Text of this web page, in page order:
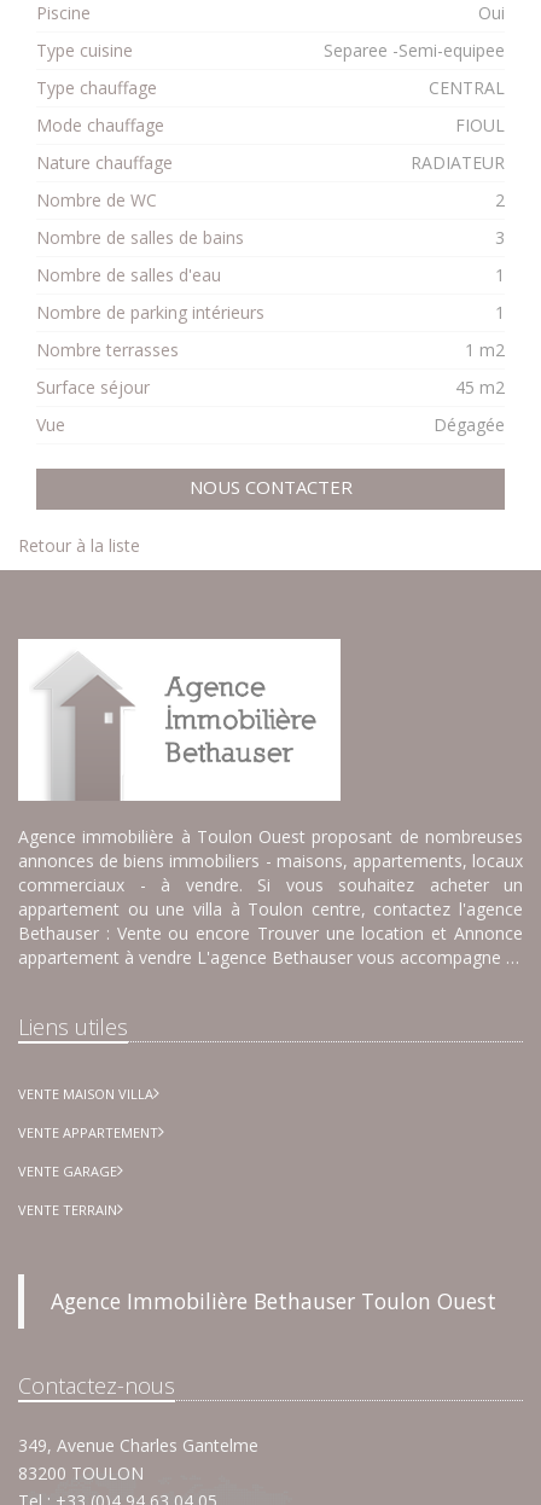
Piscine
Oui
Type cuisine
Separee -Semi-equipee
Type chauffage
CENTRAL
Mode chauffage
FIOUL
Nature chauffage
RADIATEUR
Nombre de WC
2
Nombre de salles de bains
3
Nombre de salles d'eau
1
Nombre de parking intérieurs
1
Nombre terrasses
1 m2
Surface séjour
45 m2
Vue
Dégagée
NOUS CONTACTER
Retour à la liste
Agence immobilière à Toulon Ouest proposant de nombreuses
annonces de biens immobiliers - maisons, appartements, locaux
commerciaux - à vendre. Si vous souhaitez acheter un
appartement ou une villa à Toulon centre, contactez l'agence
Bethauser : Vente ou encore Trouver une location et Annonce
appartement à vendre L'agence Bethauser vous accompagne …
Liens utiles
VENTE MAISON VILLA
VENTE APPARTEMENT
VENTE GARAGE
VENTE TERRAIN
Agence Immobilière Bethauser Toulon Ouest
Contactez-nous
349, Avenue Charles Gantelme
83200 TOULON